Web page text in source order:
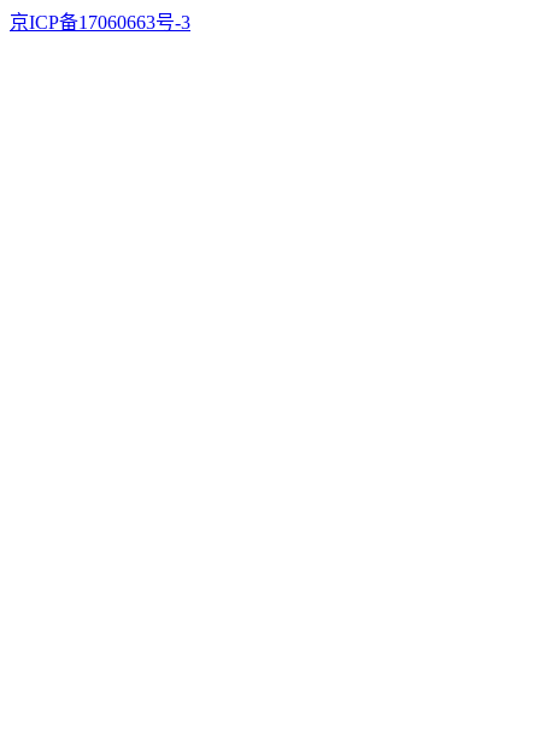
京ICP备17060663号-3